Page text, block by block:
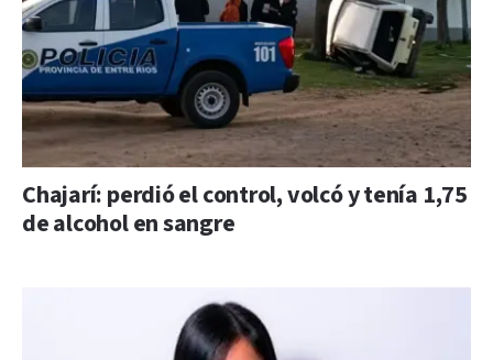
Chajarí: perdió el control, volcó y tenía 1,75
de alcohol en sangre